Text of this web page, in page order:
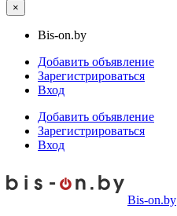
×
Bis-on.by
Добавить объявление
Зарегистрироваться
Вход
Добавить объявление
Зарегистрироваться
Вход
Bis-on.by